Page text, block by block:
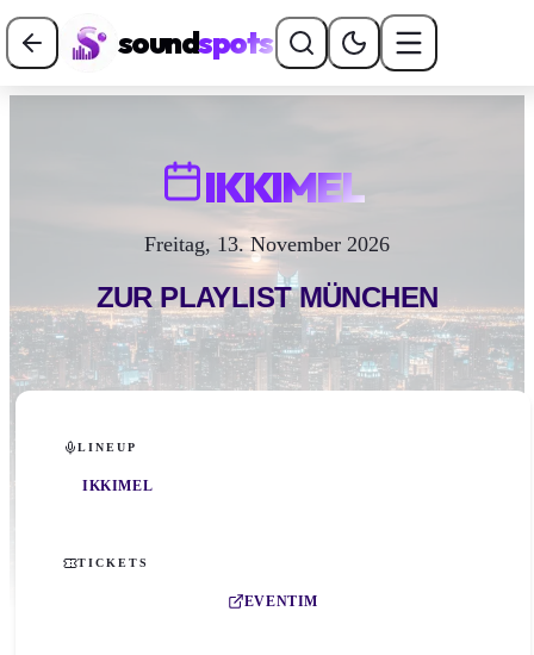
soundspots
IKKIMEL
Freitag, 13. November 2026
ZUR PLAYLISTMÜNCHEN
LINEUP
IKKIMEL
TICKETS
EVENTIM